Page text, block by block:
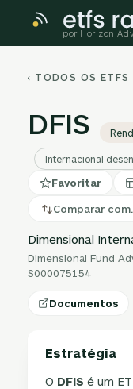
por Horizon
‹ TODOS OS ETFS
DFIS
Internacional
Favoritar
Comparar
Dimensional
Dimensional Fund
S000075154
Documentos
Estratégia
O DFIS é um